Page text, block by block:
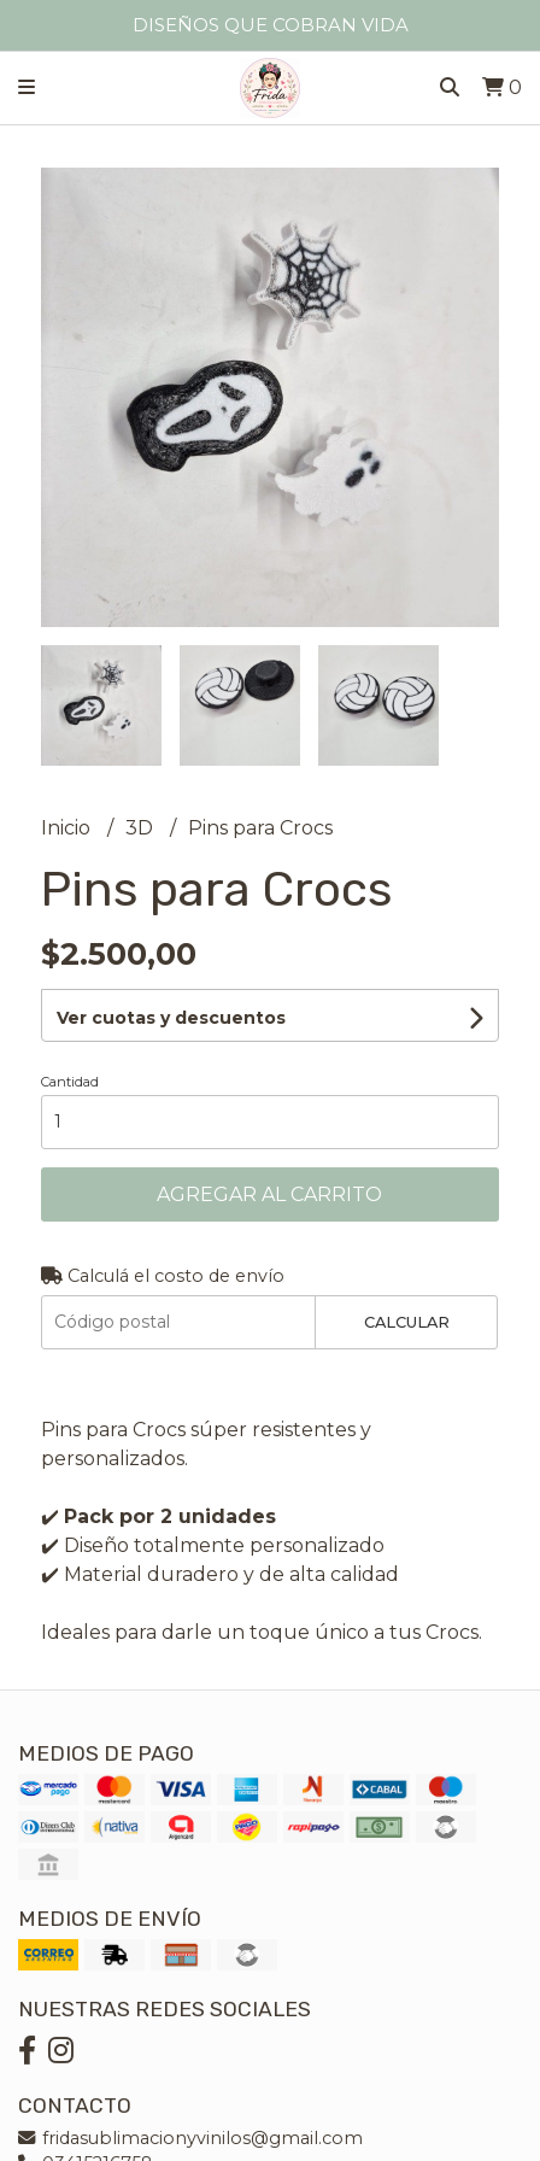
DISEÑOS QUE COBRAN VIDA
0
Inicio 3D Pins para Crocs
Pins para Crocs
$2.500,00
Ver cuotas y descuentos
Cantidad
AGREGAR AL CARRITO
Calculá el costo de envío
CALCULAR
Pins para Crocs súper resistentes y
personalizados.
✔️ Pack por 2 unidades
✔️ Diseño totalmente personalizado
✔️ Material duradero y de alta calidad
Ideales para darle un toque único a tus Crocs.
MEDIOS DE PAGO
MEDIOS DE ENVÍO
NUESTRAS REDES SOCIALES
CONTACTO
fridasublimacionyvinilos@gmail.com